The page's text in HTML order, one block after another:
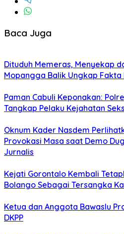
Baca Juga
Dituduh Memeras, Menyekap
Mopangga Balik Ungkap Fakta
Paman Cabuli Keponakan:
Tangkap Pelaku Kejahatan
Oknum Kader Nasdem
Provokasi Masa saat Demo
Jurnalis
Kejati Gorontalo Kembali
Bolango Sebagai Tersangka
Ketua dan Anggota Bawaslu
DKPP